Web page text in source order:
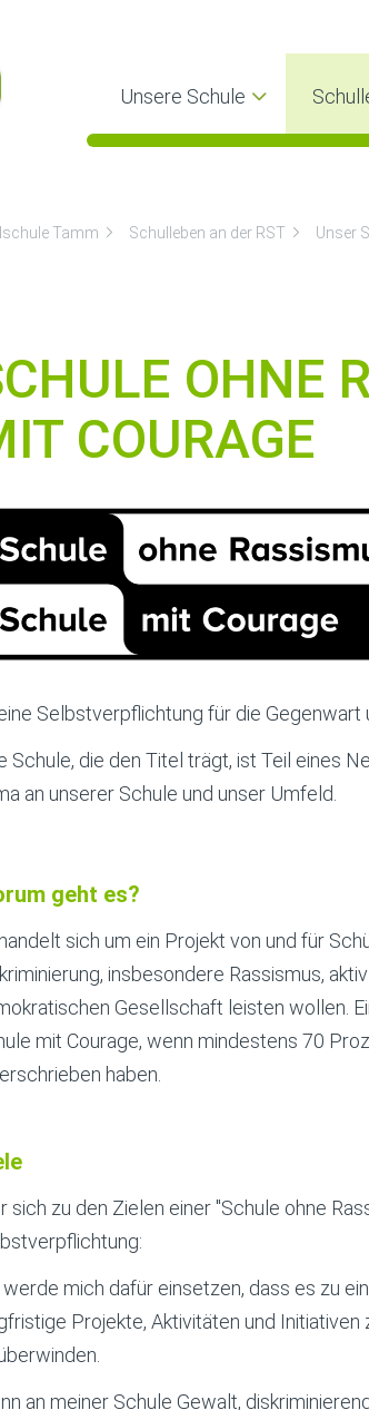
Unsere Schule
Tamm Schulleben an der RST Unser
OHNE
COURAGE
Selbstverpflichtung für die Gegenwart
Schule, die den Titel trägt, ist Teil eines
an unserer Schule und unser Umfeld.
geht es?
sich um ein Projekt von und für
insbesondere Rassismus,
Gesellschaft leisten wollen.
mit Courage, wenn mindestens 70
haben.
sich zu den Zielen einer "Schule ohne
mich dafür einsetzen, dass es zu
Projekte, Aktivitäten und
an meiner Schule Gewalt,